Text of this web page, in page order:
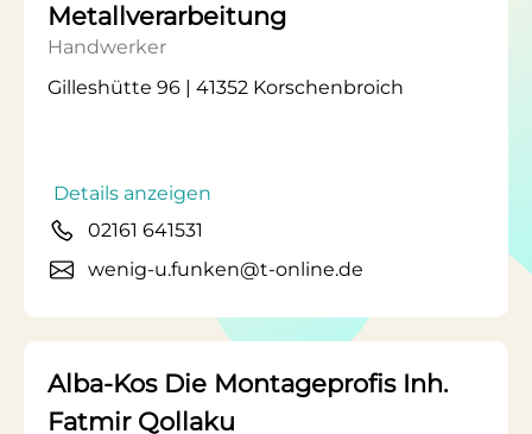
Metallverarbeitung
Handwerker
Gilleshütte 96 | 41352 Korschenbroich
Details anzeigen
02161 641531
wenig-u.funken@t-online.de
Alba-Kos Die Montageprofis Inh.
Fatmir Qollaku